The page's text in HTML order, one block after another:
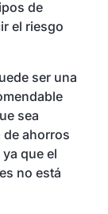
de
el riesgo
ser una
sea
de ahorros
que el
no está